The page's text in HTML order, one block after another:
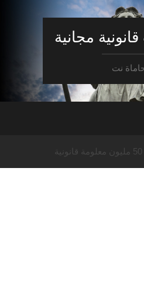
مجانية
نت